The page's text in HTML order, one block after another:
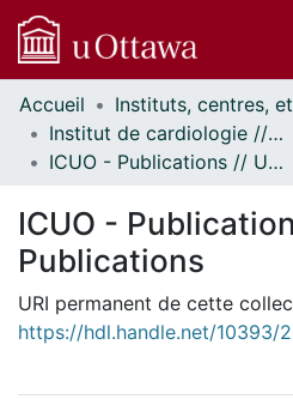
Communautés
et collections
Parcourir
À propos
Accueil
Institut de cardiologie // Heart Institute
ICUO - Publications // UOHI - Publications
ICUO -
Publications
URI permanent de cette
https://hdl.handle.net/10393/